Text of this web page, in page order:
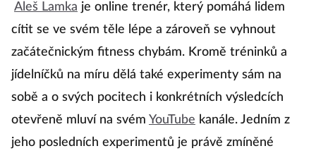
Aleš Lamka je online trenér, který pomáhá lidem
cítit se ve svém těle lépe a zároveň se vyhnout
začátečnickým fitness chybám. Kromě tréninků a
jídelníčků na míru dělá také experimenty sám na
sobě a o svých pocitech i konkrétních výsledcích
otevřeně mluví na svém YouTube kanále. Jedním z
jeho posledních experimentů je právě zmíněné